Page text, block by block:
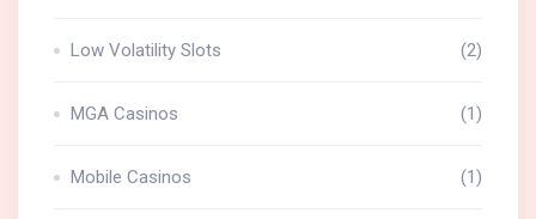
Low Volatility Slots (2)
MGA Casinos (1)
Mobile Casinos (1)